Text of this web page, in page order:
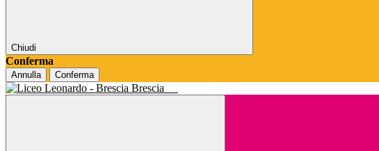
Chiudi
Conferma
Annulla Conferma
Brescia